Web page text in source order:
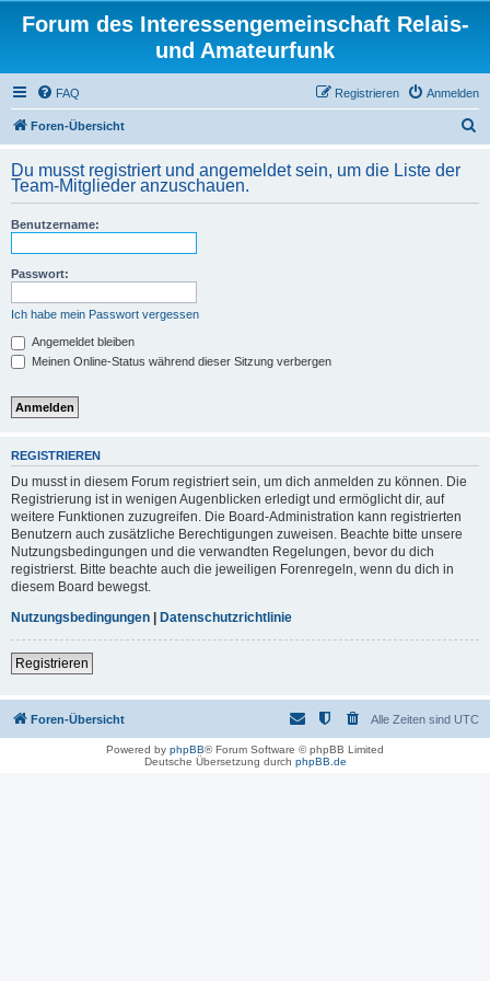
Forum des Interessengemeinschaft Relais-
und Amateurfunk
FAQ Anmelden
Registrieren
Foren-Übersicht
h
Du musst registriert und angemeldet sein, um die Liste der
Team-Mitglieder anzuschauen.
Benutzername:
Passwort:
Ich habe mein Passwort vergessen
Angemeldet bleiben
Meinen Online-Status während dieser Sitzung verbergen
REGISTRIEREN
Du musst in diesem Forum registriert sein, um dich anmelden zu können. Die
Registrierung ist in wenigen Augenblicken erledigt und ermöglicht dir, auf
weitere Funktionen zuzugreifen. Die Board-Administration kann registrierten
Benutzern auch zusätzliche Berechtigungen zuweisen. Beachte bitte unsere
Nutzungsbedingungen und die verwandten Regelungen, bevor du dich
registrierst. Bitte beachte auch die jeweiligen Forenregeln, wenn du dich in
diesem Board bewegst.
Nutzungsbedingungen | Datenschutzrichtlinie
Registrieren
Foren-Übersicht Alle Zeiten sind UTC
Powered by phpBB® Forum Software © phpBB Limited
Deutsche Übersetzung durch phpBB.de